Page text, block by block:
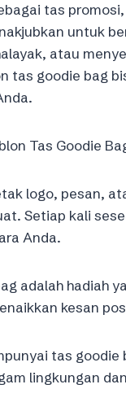
tas
untuk
atau
tas goodie bag
Tas Goodie
logo, pesan,
Setiap kali
Anda.
adalah hadiah
kesan
tas
lingkungan